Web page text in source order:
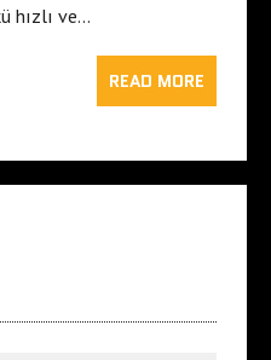
hızlı ve…
READ MORE